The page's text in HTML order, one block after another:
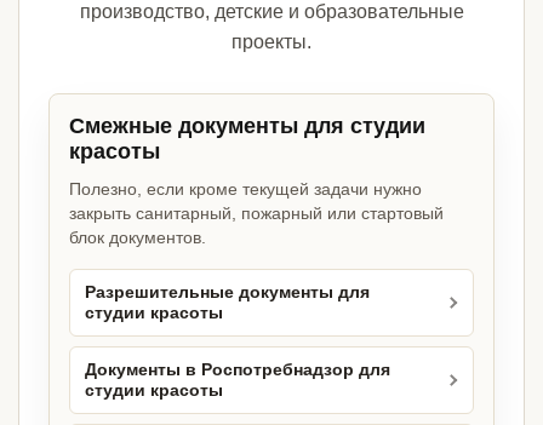
производство, детские и образовательные
проекты.
Смежные документы для студии
красоты
Полезно, если кроме текущей задачи нужно
закрыть санитарный, пожарный или стартовый
блок документов.
Разрешительные документы для
студии красоты
Документы в Роспотребнадзор для
студии красоты